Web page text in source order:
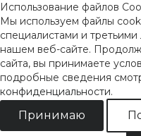
Использование файлов
Мы используем файлы
специалистами и
нашем веб-сайте.
сайта, вы принимаете
подробные сведения
конфиденциальности.
Принимаю